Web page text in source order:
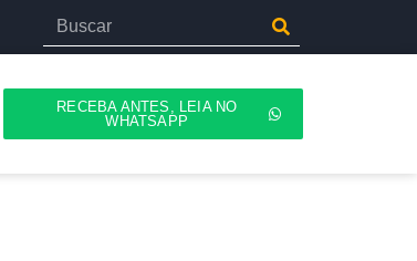
RECEBA ANTES, LEIA NO
WHATSAPP